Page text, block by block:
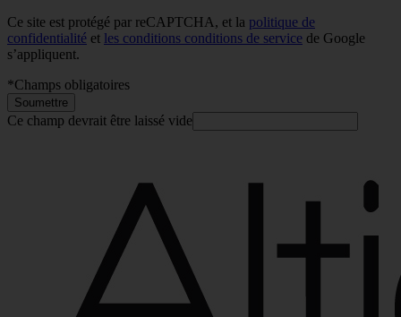
Ce site est protégé par reCAPTCHA, et la politique de
confidentialité et les conditions conditions de service de Google
s’appliquent.
*Champs obligatoires
Soumettre
Ce champ devrait être laissé vide